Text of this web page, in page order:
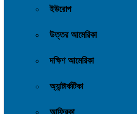
ইউরোপ
উত্তর আমেরিকা
দক্ষিণ আমেরিকা
অ্যান্টার্কটিকা
আফ্রিকা